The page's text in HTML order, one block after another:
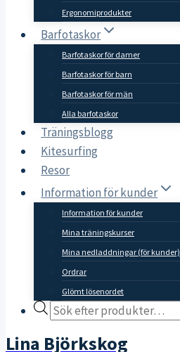
Ergonomiprodukter
Barfotaskor
Barfotaskor för damer
Barfotaskor för barn
Barfotaskor för män
Alla barfotaskor
Träningsblogg
Kitesurfing
Resor
Information för kunder
Information för kunder
Mina träningskurser
Mina nedladdningar (för kunder)
Ordrar
Glömt lösenordet
Products
Lina Björkskog